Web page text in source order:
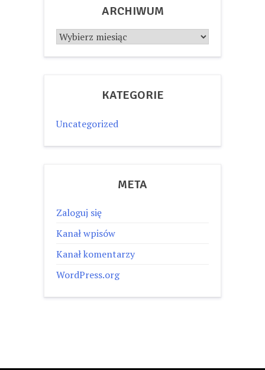
ARCHIWUM
Archiwum
KATEGORIE
Uncategorized
META
Zaloguj się
Kanał wpisów
Kanał komentarzy
WordPress.org